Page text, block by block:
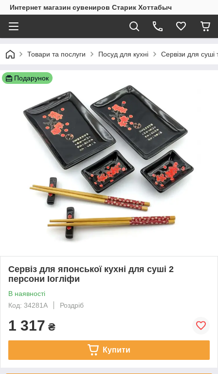
Интернет магазин сувениров Старик Хоттабыч
Товари та послуги Посуд для кухні Сервізи для суші
Подарунок
Сервіз для японської кухні для суші 2
персони Іогліфи
В наявності
Код: 34281A
Роздріб
1 317 ₴
Купити